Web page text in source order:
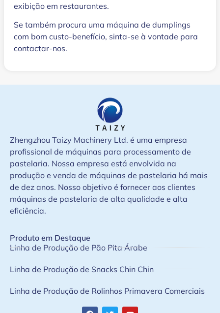
exibição em restaurantes.
Se também procura uma máquina de dumplings
com bom custo-benefício, sinta-se à vontade para
contactar-nos.
Zhengzhou Taizy Machinery Ltd. é uma empresa
profissional de máquinas para processamento de
pastelaria. Nossa empresa está envolvida na
produção e venda de máquinas de pastelaria há mais
de dez anos. Nosso objetivo é fornecer aos clientes
máquinas de pastelaria de alta qualidade e alta
eficiência.
Produto em Destaque
Linha de Produção de Pão Pita Árabe
Linha de Produção de Snacks Chin Chin
Linha de Produção de Rolinhos Primavera Comerciais